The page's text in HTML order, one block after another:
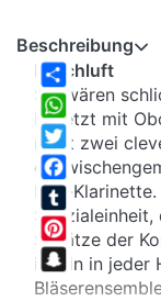
Share
WhatsApp
Twitter
Facebook
Tumblr
Pinterest
Snapchat
Beschreibung
Frischluft
Sie wären
besetzt mit
nicht zwei
Baß-
Schätze der
ist ein in jeder